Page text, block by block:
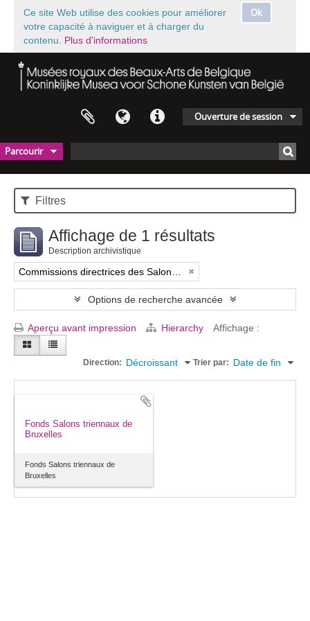
Ok
Ce site Web utilise des cookies pour améliorer
votre capacité à naviguer et à charger du
contenu. Plus d'informations
Ouverture de session
Parcourir
Filtres
Affichage de 1 résultats
Description archivistique
Commissions directrices des Salons triennaux de Bruxelles (1833-1914) (nom générique forgé)
Options de recherche avancée
Aperçu avant impression Hierarchy Affichage :
Trier par: Date de fin
Direction: Décroissant
Fonds Salons triennaux de
Bruxelles
Fonds Salons triennaux de
Bruxelles